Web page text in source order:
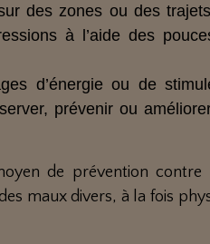
des zones ou des
à l’aide des
d’énergie ou de
prévenir ou
de prévention contre
maux divers, à la fois